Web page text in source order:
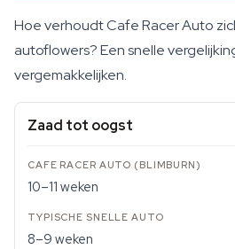
Hoe verhoudt Cafe Racer Auto
autoflowers? Een snelle
vergemakkelijken.
Zaad tot oogst
10–11 weken
8–9 weken